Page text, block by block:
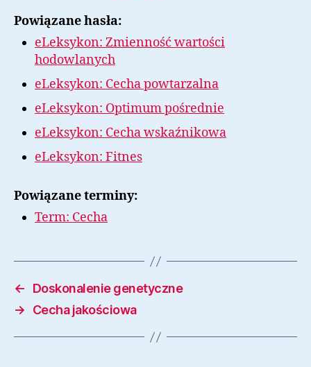
Powiązane hasła:
eLeksykon: Zmienność wartości
hodowlanych
eLeksykon: Cecha powtarzalna
eLeksykon: Optimum pośrednie
eLeksykon: Cecha wskaźnikowa
eLeksykon: Fitnes
Powiązane terminy:
Term: Cecha
←
Doskonalenie genetyczne
→
Cecha jakościowa